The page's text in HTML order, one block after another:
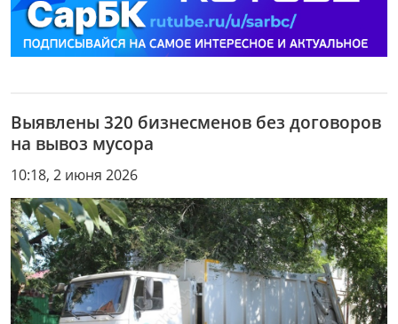
Выявлены 320 бизнесменов без договоров
на вывоз мусора
10:18, 2 июня 2026